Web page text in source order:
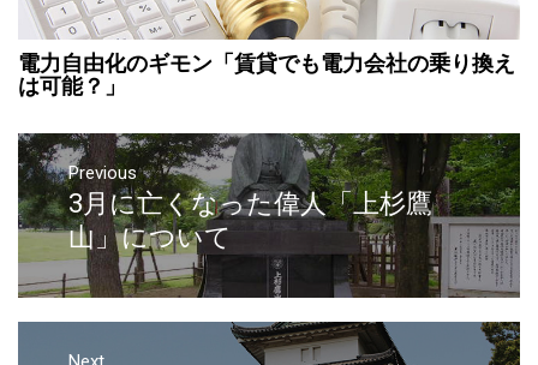
電力自由化のギモン「賃貸でも電力会社の乗り換え
は可能？」
Previous
3月に亡くなった偉人「上杉鷹
山」について